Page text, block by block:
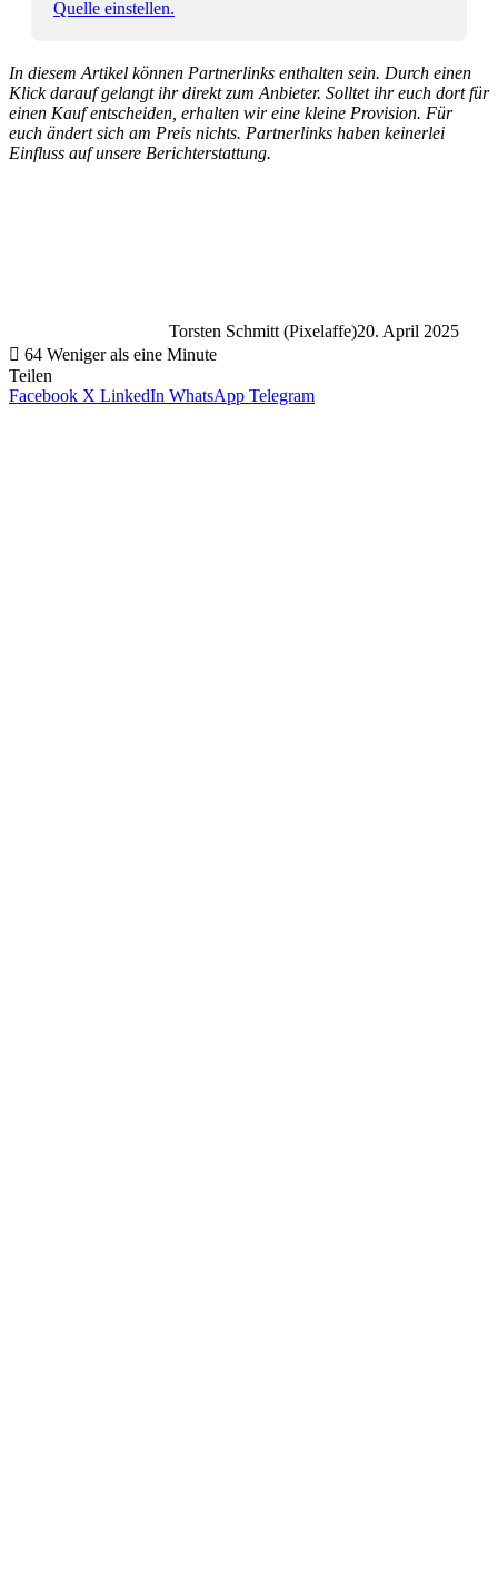
Quelle einstellen.
In diesem Artikel können Partnerlinks enthalten sein. Durch einen
Klick darauf gelangt ihr direkt zum Anbieter. Solltet ihr euch dort für
einen Kauf entscheiden, erhalten wir eine kleine Provision. Für
euch ändert sich am Preis nichts. Partnerlinks haben keinerlei
Einfluss auf unsere Berichterstattung.
Torsten Schmitt (Pixelaffe)20. April 2025
64 Weniger als eine Minute
Teilen
Facebook X LinkedIn WhatsApp Telegram